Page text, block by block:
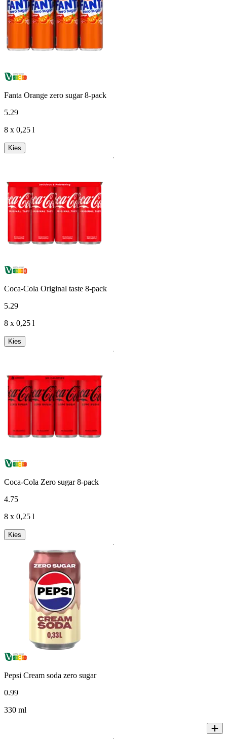
Fanta Orange zero sugar 8-pack
5.29
8 x 0,25 l
Kies
Coca-Cola Original taste 8-pack
5.29
8 x 0,25 l
Kies
Coca-Cola Zero sugar 8-pack
4.75
8 x 0,25 l
Kies
Pepsi Cream soda zero sugar
0.99
330 ml